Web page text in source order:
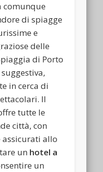
comunque
di spiagge
e
delle
di Porto
in cerca di
Il
tutte le
città, con
allo
un hotel a
un